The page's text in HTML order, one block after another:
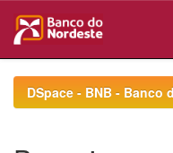
navigationDSpace - BNB - Banco